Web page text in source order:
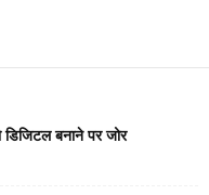
बनाने पर जोर